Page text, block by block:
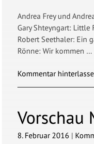
Andrea Frey und
Gary Shteyngart: Little
Robert Seethaler: Ein
Rönne: Wir kommen …
Kommentar
Vorschau
8. Februar 2016 |